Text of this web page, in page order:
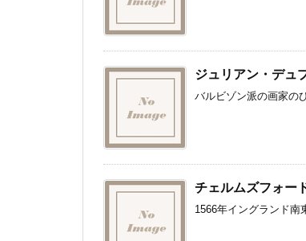
ジュリアン・デュ
バルビゾン派の画家の
チェルムズフォー
1566年イングランド南